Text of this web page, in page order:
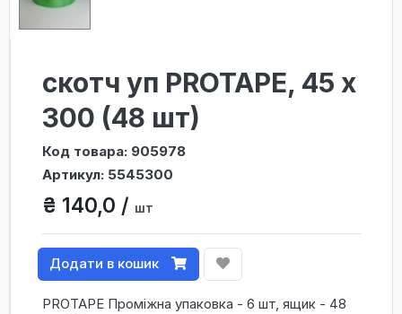
скотч уп PROTAPE, 45 х
300 (48 шт)
Код товара: 905978
Артикул: 5545300
₴ 140,0 / шт
Додати в кошик
PROTAPE Проміжна упаковка - 6 шт, ящик - 48